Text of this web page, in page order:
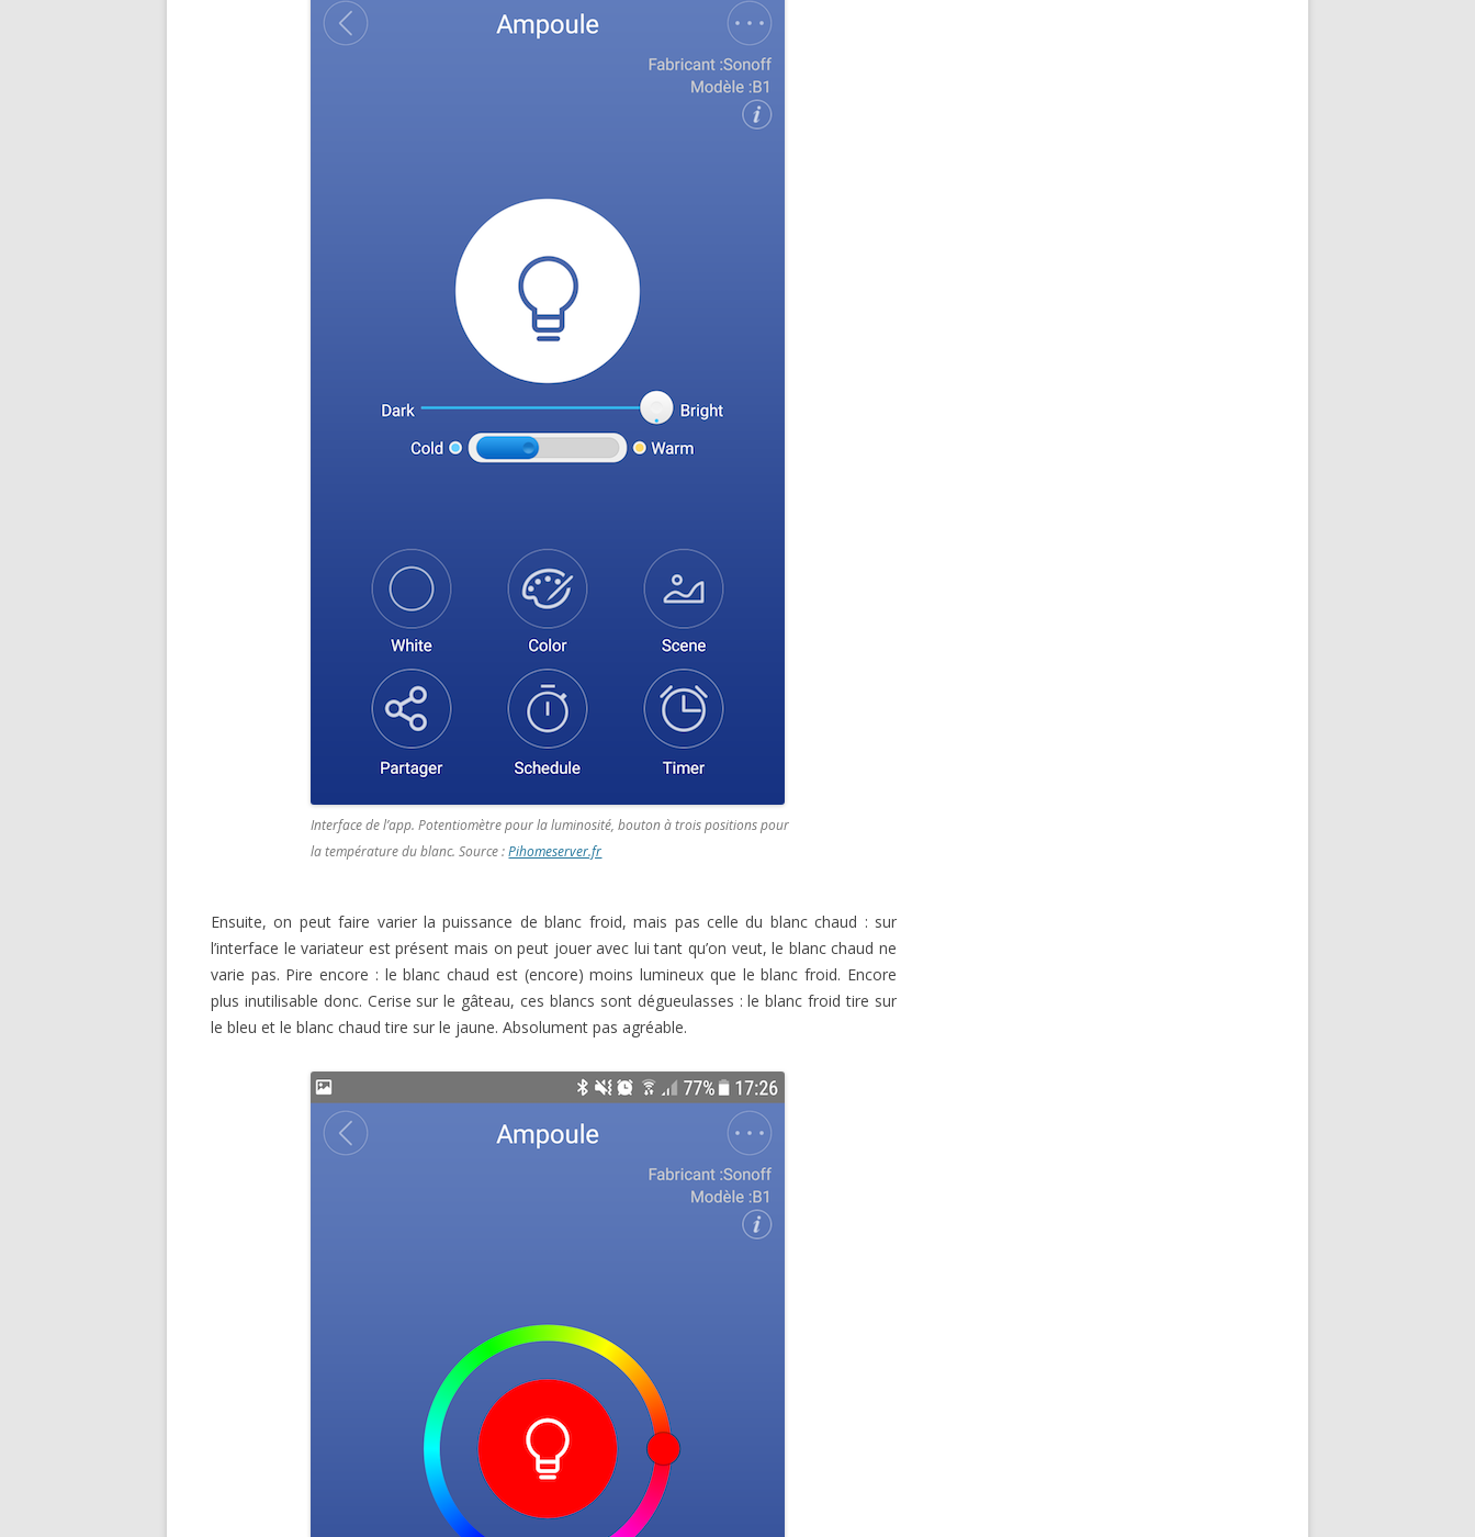
Interface de l’app. Potentiomètre pour la luminosité, bouton à trois positions pour
la température du blanc. Source :Pihomeserver.fr
Ensuite, on peut faire varier la puissance de blanc froid, mais pas celle du blanc chaud : sur
l’interface le variateur est présent mais on peut jouer avec lui tant qu’on veut, le blanc chaud ne
varie pas. Pire encore : le blanc chaud est (encore) moins lumineux que le blanc froid. Encore
plus inutilisable donc. Cerise sur le gâteau, ces blancs sont dégueulasses : le blanc froid tire sur
le bleu et le blanc chaud tire sur le jaune. Absolument pas agréable.